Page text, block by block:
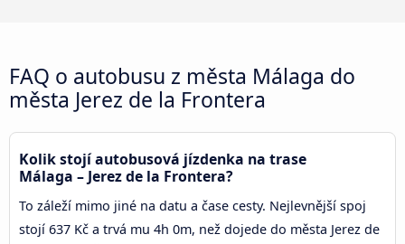
FAQ o autobusu z města Málaga do
města Jerez de la Frontera
Kolik stojí autobusová jízdenka na trase
Málaga – Jerez de la Frontera?
To záleží mimo jiné na datu a čase cesty. Nejlevnější spoj
stojí 637 Kč a trvá mu 4h 0m, než dojede do města Jerez de